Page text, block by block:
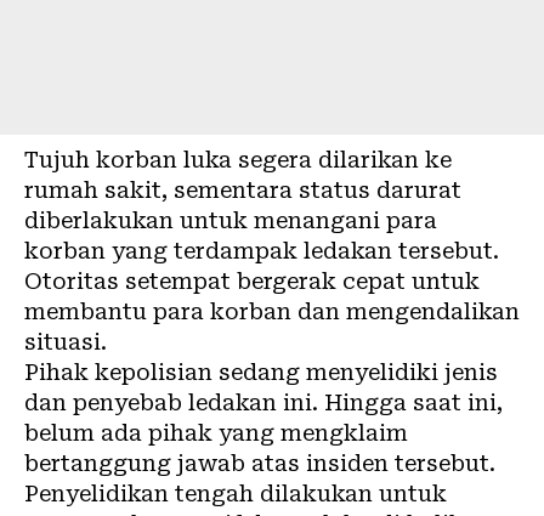
Tujuh korban luka segera dilarikan ke
rumah sakit, sementara status darurat
diberlakukan untuk menangani para
korban yang terdampak ledakan tersebut.
Otoritas setempat bergerak cepat untuk
membantu para korban dan mengendalikan
situasi.
Pihak kepolisian sedang menyelidiki jenis
dan penyebab ledakan ini. Hingga saat ini,
belum ada pihak yang mengklaim
bertanggung jawab atas insiden tersebut.
Penyelidikan tengah dilakukan untuk